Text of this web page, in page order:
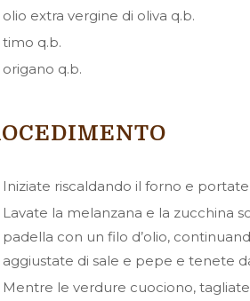
olio extra vergine di oliva q.b.
timo q.b.
origano q.b.
Iniziate riscaldando il forno e
Lavate la melanzana e la zucchina
padella con un filo d’olio,
aggiustate di sale e pepe e tenete
Mentre le verdure cuociono,